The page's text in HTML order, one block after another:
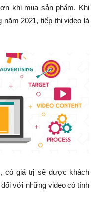
khi mua sản phẩm. Khi
năm 2021, tiếp thị video là
có giá trị sẽ được khách
với những video có tính